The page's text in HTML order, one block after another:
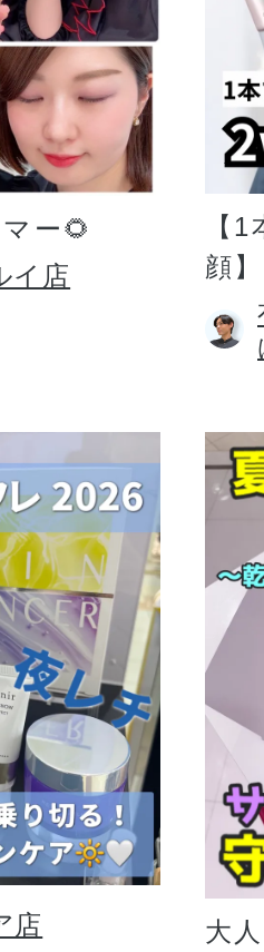
ー🌻
イ店
【
顔】
店
大